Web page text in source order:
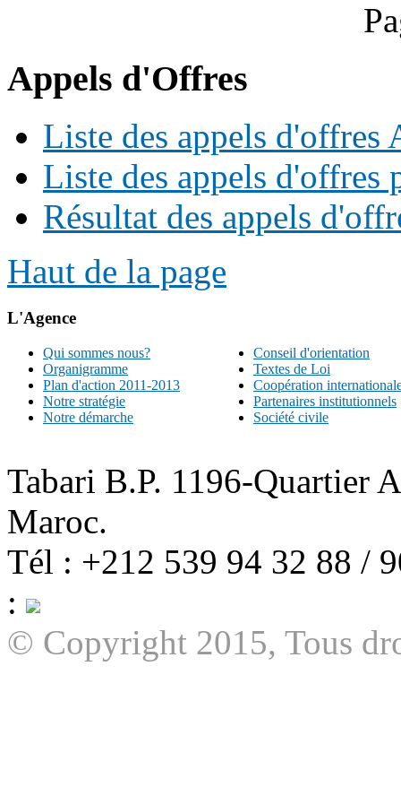
Appels d'Offres
Liste des appels d'offres
Liste des appels d'offres
Résultat des appels
Haut de la page
L'Agence
Qui sommes nous?
Organigramme
Plan d'action 2011-2013
Notre stratégie
Notre démarche
Conseil d'orientation
Textes de Loi
Coopération
Partenaires institutionnels
Société civile
Tabari B.P. 1196-Quartier
Maroc.
Tél : +212 539 94 32 88 /
:
© Copyright 2015, Tous